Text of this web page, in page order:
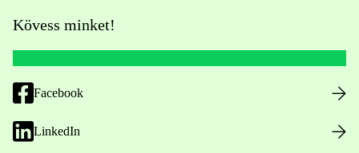
Kövess minket!
Facebook
LinkedIn